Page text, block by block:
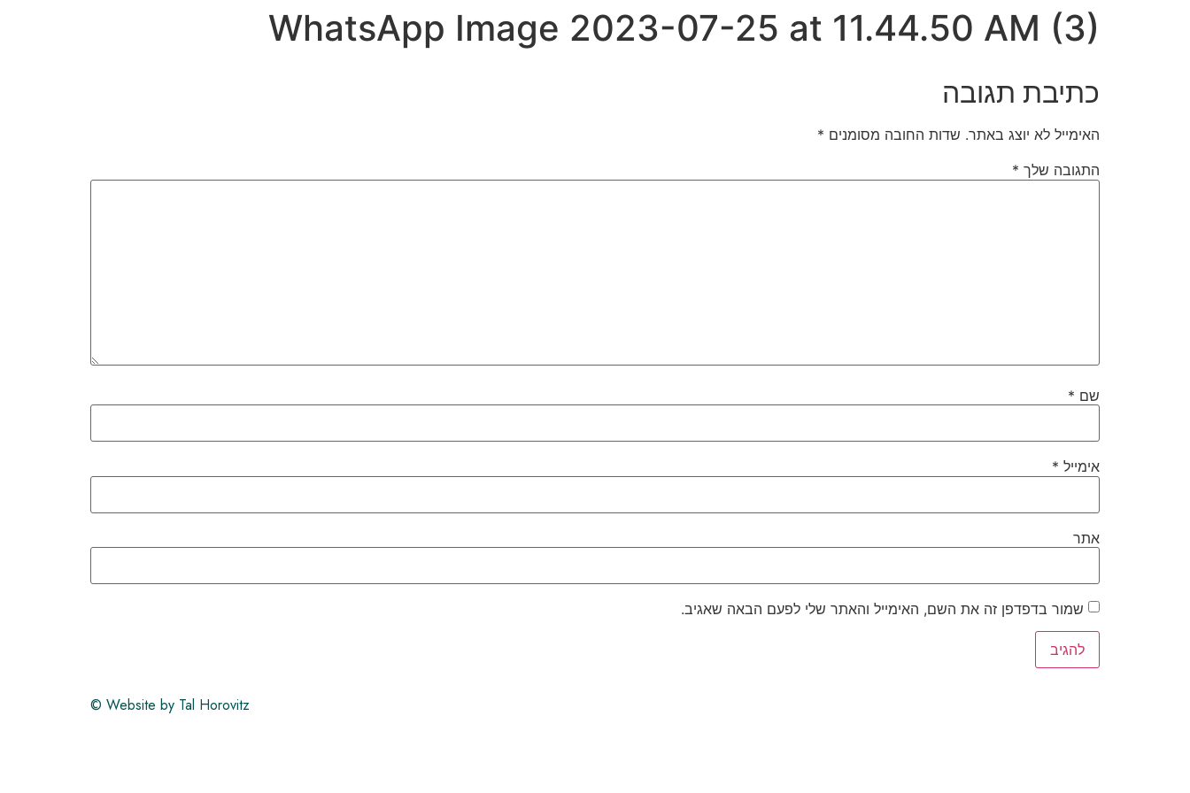
WhatsApp Image 2023-07-25 at 11.44.50 AM (3)
כתיבת תגובה
האימייל לא יוצג באתר. שדות החובה מסומנים *
התגובה שלך *
שם *
אימייל *
אתר
שמור בדפדפן זה את השם, האימייל והאתר שלי לפעם הבאה שאגיב.
Website by Tal Horovitz ©